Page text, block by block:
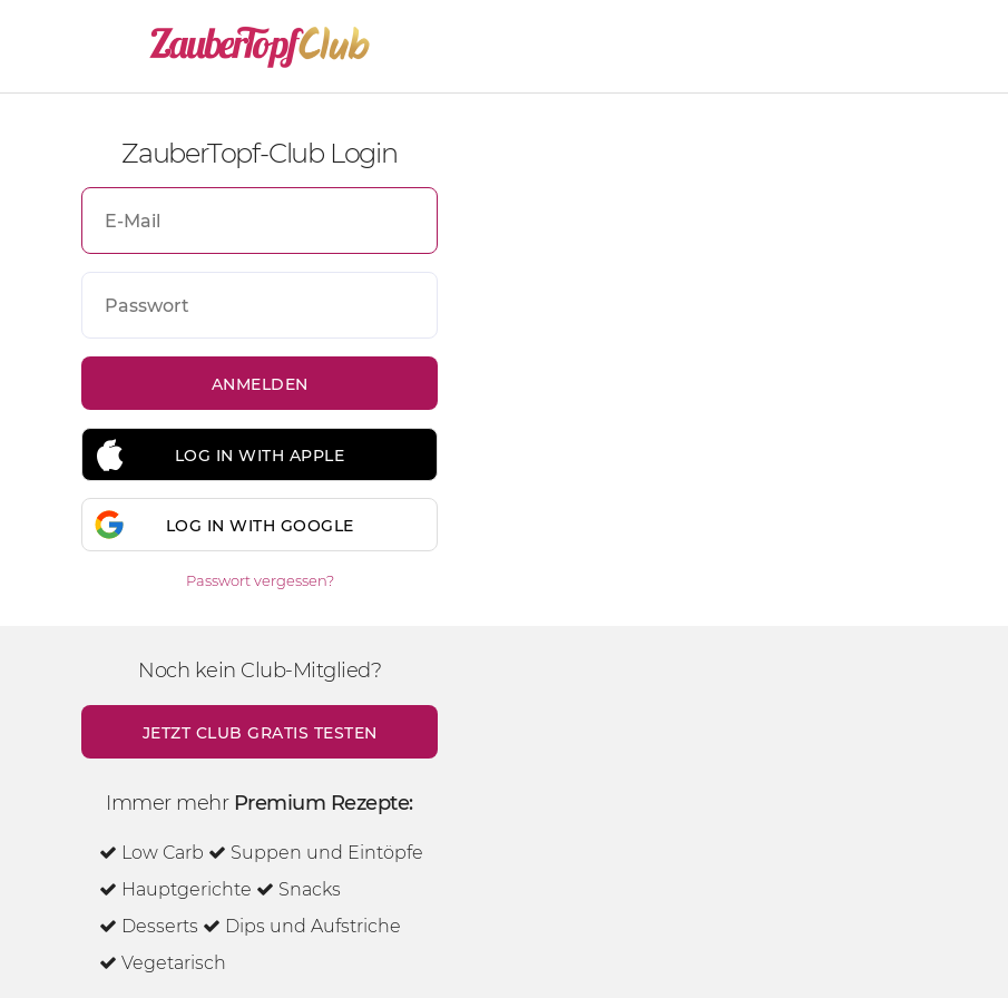
ZauberTopf-Club Login
LOG IN WITH APPLE
LOG IN WITH GOOGLE
Passwort vergessen?
Noch kein Club-Mitglied?
JETZT CLUB GRATIS TESTEN
Immer mehr Premium Rezepte:
Low Carb
Suppen und Eintöpfe
Hauptgerichte
Snacks
Desserts
Dips und Aufstriche
Vegetarisch